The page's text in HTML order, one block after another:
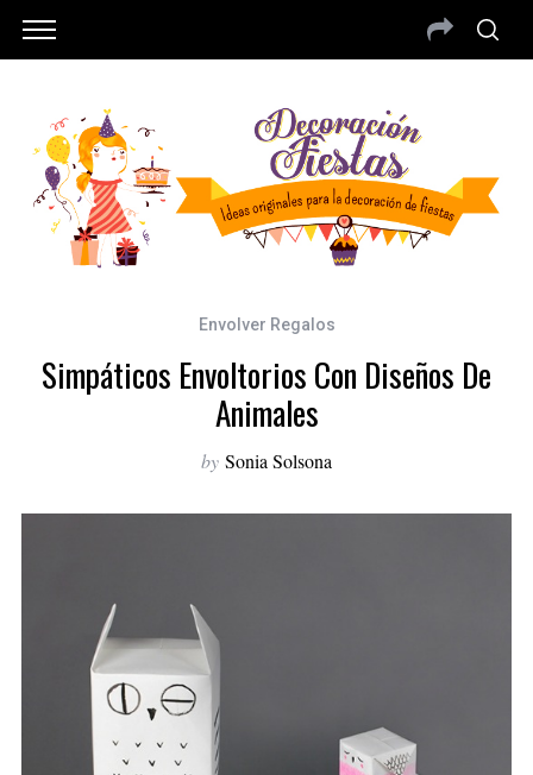
Envolver Regalos
Simpáticos Envoltorios Con Diseños De
Animales
by Sonia Solsona